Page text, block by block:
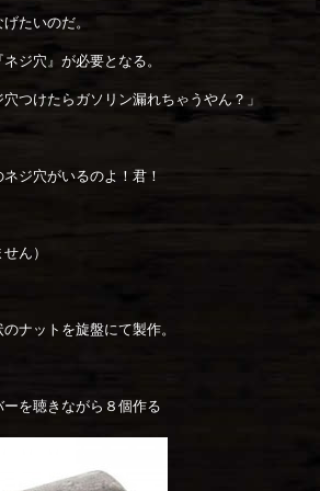
たいのだ。
ジ穴』が必要となる。
つけたらガソリン漏れちゃうやん？」
ジ穴がいるのよ！君！
ん）
ナットを旋盤にて製作。
を聴きながら８個作る